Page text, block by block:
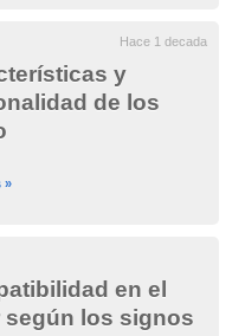
Hace 1 decada
y
de los
»
en el
según los signos